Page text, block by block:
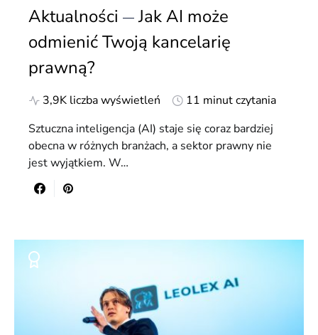
Aktualności
Jak AI może
odmienić Twoją kancelarię
prawną?
3,9K liczba wyświetleń
11 minut czytania
Sztuczna inteligencja (AI) staje się coraz bardziej
obecna w różnych branżach, a sektor prawny nie
jest wyjątkiem. W…